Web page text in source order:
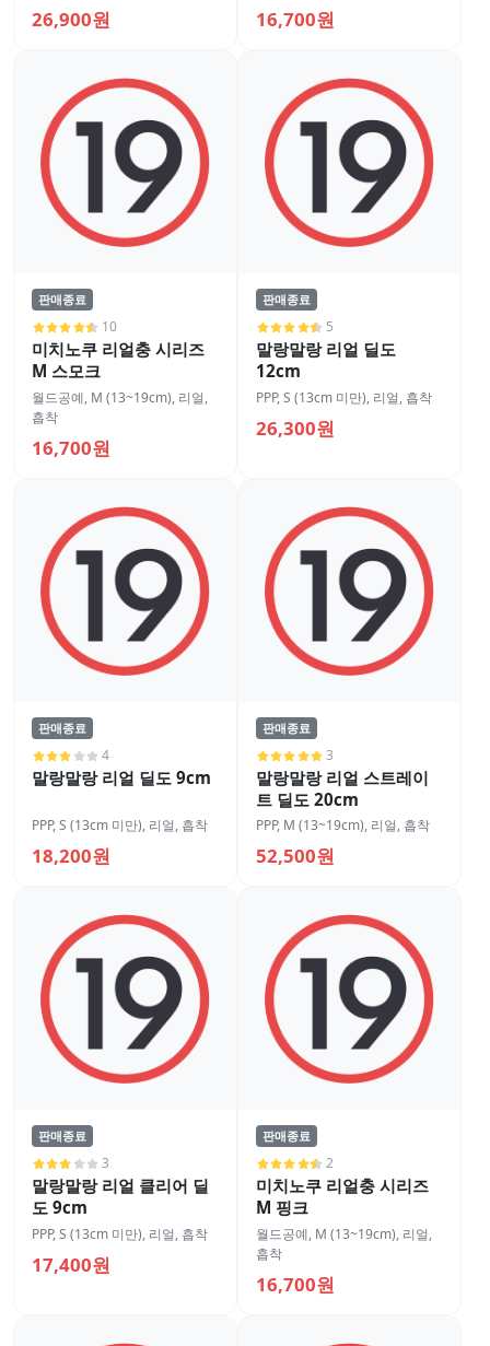
26,900원 16,700원
판매종료
10
미치노쿠 리얼충 시리즈
M 스모크
월드공예, M (13~19cm), 리얼,
흡착
16,700원
판매종료
5
말랑말랑 리얼 딜도
12cm
PPP,S (13cm 미만), 리얼, 흡착
26,300원
판매종료
4
말랑말랑 리얼 딜도 9cm
PPP,S (13cm 미만), 리얼, 흡착
18,200원
판매종료
3
말랑말랑 리얼 스트레이
트 딜도 20cm
PPP, M (13~19cm), 리얼, 흡착
52,500원
판매종료
3
말랑말랑 리얼 클리어 딜
도 9cm
PPP,S (13cm 미만), 리얼, 흡착
17,400원
판매종료
2
미치노쿠 리얼충 시리즈
M 핑크
월드공예, M (13~19cm), 리얼,
흡착
16,700원